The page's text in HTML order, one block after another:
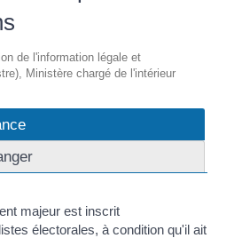
de l'information légale et
Ministère chargé de l'intérieur
majeur est inscrit
électorales, à condition qu'il ait